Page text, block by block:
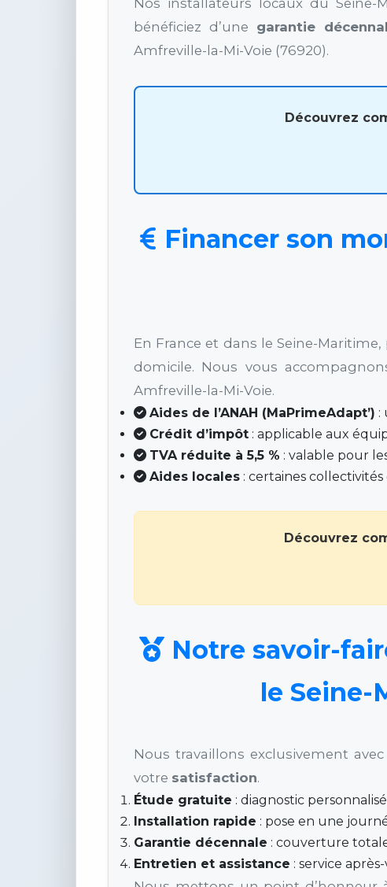
Nos installateurs locaux du Seine-
bénéficiez d’une garantie
Amfreville-la-Mi-Voie (76920).
Découvrez
Financer son
En France et dans le Seine-
domicile. Nous vous
Amfreville-la-Mi-Voie.
Aides de l’ANAH (MaPrimeAdapt’) :
Crédit d’impôt : applicable aux
TVA réduite à 5,5 % : valable pour
Aides locales : certaines
Découvrez
Notre savoir-
le Seine-
Nous travaillons exclusivement
votre satisfaction.
Étude gratuite : diagnostic
Installation rapide : pose en une
Garantie décennale : couverture
Entretien et assistance : service